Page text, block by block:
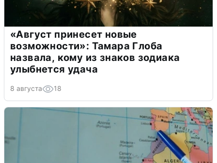
«Август принесет новые
возможности»: Тамара Глоба
назвала, кому из знаков зодиака
улыбнется удача
8 августа 18